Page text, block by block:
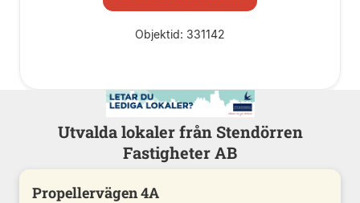
Objektid: 331142
Utvalda lokaler från Stendörren
Fastigheter AB
Propellervägen 4A